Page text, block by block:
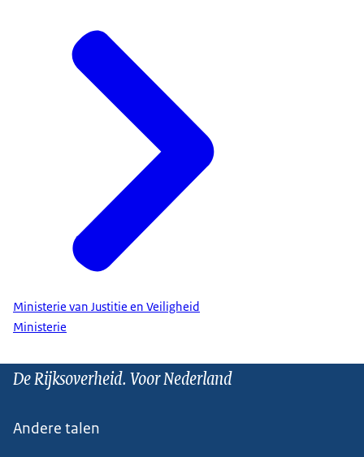
Ministerie van Justitie en Veiligheid
Ministerie
De Rijksoverheid. Voor Nederland
Andere talen